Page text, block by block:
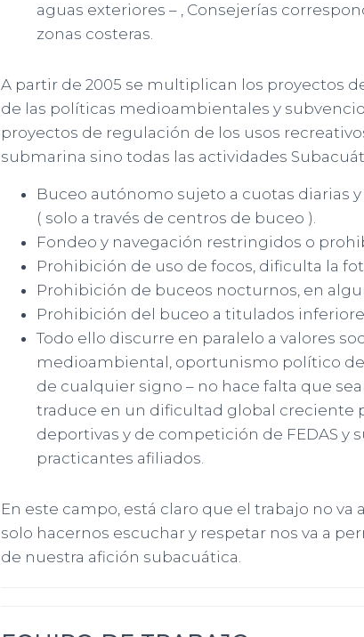
aguas exteriores – , Consejerías
zonas costeras.
A partir de 2005 se multiplican los proyectos
de las políticas medioambientales y
proyectos de regulación de los usos
submarina sino todas las actividades
Buceo autónomo sujeto a cuotas diarias
( solo a través de centros de buceo ).
Fondeo y navegación restringidos o
Prohibición de uso de focos, dificulta la
Prohibición de buceos nocturnos, en
Prohibición del buceo a titulados
Todo ello discurre en paralelo a valores
medioambiental, oportunismo político
de cualquier signo – no hace falta que
traduce en un dificultad global creciente
deportivas y de competición de FEDAS y
practicantes afiliados.
En este campo, está claro que el trabajo no
solo hacernos escuchar y respetar nos va a
de nuestra afición subacuática.